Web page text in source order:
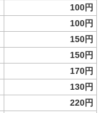
100円
100円
150円
150円
170円
130円
220円